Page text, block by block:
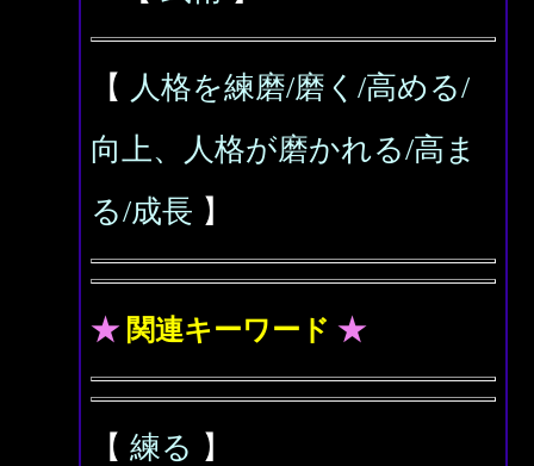
【 人格を練磨/磨く/高める/
向上、人格が磨かれる/高ま
る/成長 】
★ 関連キーワード ★
【 練る 】